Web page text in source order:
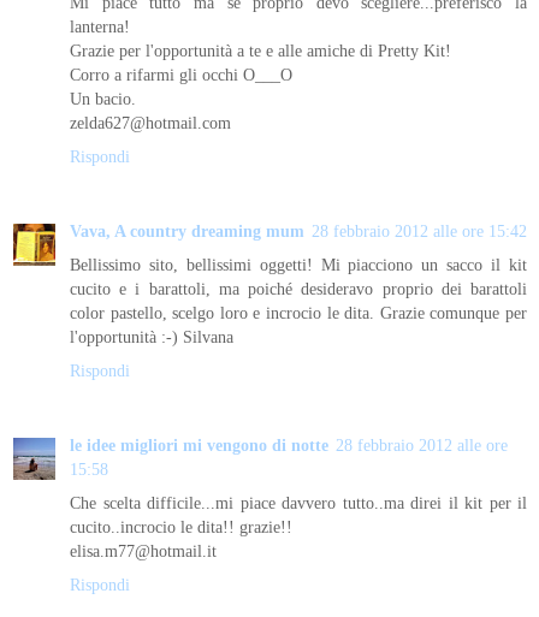
lanterna!
Grazie per l'opportunità a te e alle amiche di Pretty Kit!
Corro a rifarmi gli occhi O___O
Un bacio.
zelda627@hotmail.com
Rispondi
Vava, A country dreaming mum 28 febbraio 2012 alle ore 15:42
Bellissimo sito, bellissimi oggetti! Mi piacciono un sacco il kit
cucito e i barattoli, ma poiché desideravo proprio dei barattoli
color pastello, scelgo loro e incrocio le dita. Grazie comunque per
l'opportunità :-) Silvana
Rispondi
le idee migliori mi vengono di notte 28 febbraio 2012 alle ore
15:58
Che scelta difficile...mi piace davvero tutto..ma direi il kit per il
cucito..incrocio le dita!! grazie!!
elisa.m77@hotmail.it
Rispondi